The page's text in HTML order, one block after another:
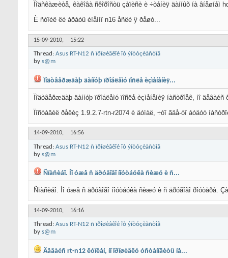
Ïîäñêàæèòå, êàêîâà ñêîðîñòü çàïèñè è ÷òåíèÿ äàííûõ íà âíåøíåì
È ñòîèë ëè áðàòü èìåííî n16 åñëè ÿ ðåøó...
15-09-2010, 15:22
Thread: Asus RT-N12 ñ ïðîøèâêîé îò ýíòóçèàñòîâ
by s@m
Ïîäòâåðæäàþ äàííóþ ïðîáëåìó ïîñëå èçìåíåíèÿ...
Ïîäòâåðæäàþ äàííóþ ïðîáëåìó ïîñëå èçìåíåíèÿ íàñòðîåê, íî äåâàéñ
Ïîñòàâèë ðåëèç 1.9.2.7-rtn-r2074 è äóìàë, ÷òî ãäå-òî áóäóò
14-09-2010, 16:56
Thread: Asus RT-N12 ñ ïðîøèâêîé îò ýíòóçèàñòîâ
by s@m
Ñïàñèáî. Íî óæå ñ äðóãîãî íîóòáóêà ñèæó è ñ...
Ñïàñèáî. Íî óæå ñ äðóãîãî íîóòáóêà ñèæó è ñ äðóãîãî ðîóòåðà.
14-09-2010, 16:16
Thread: Asus RT-N12 ñ ïðîøèâêîé îò ýíòóçèàñòîâ
by s@m
Äåâàéñ rt-n12 êóïëåí, íî ïðîøèâêó óñòàíîâèòü íå...